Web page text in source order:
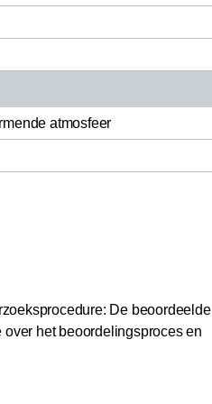
atmosfeer
De beoordeelde
het beoordelingsproces en